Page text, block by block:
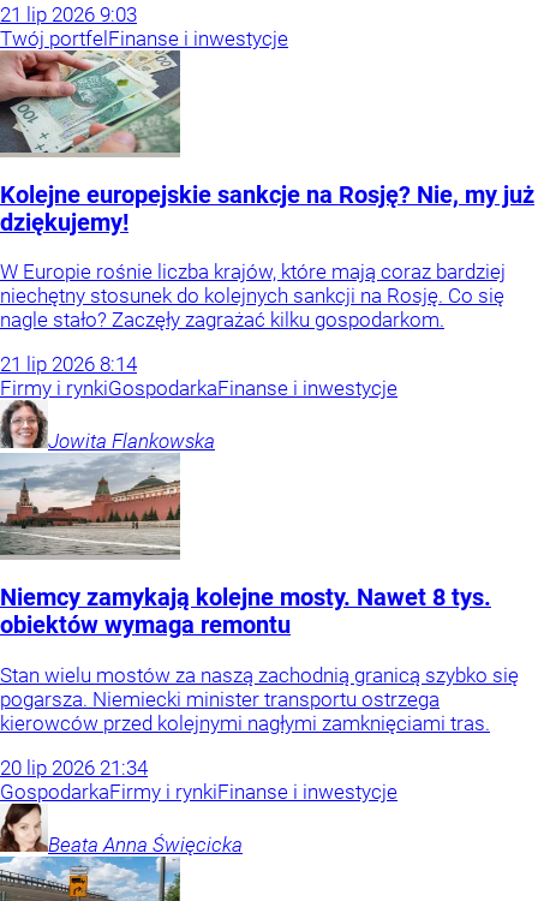
21 lip 2026 9:03
Twój portfelFinanse i inwestycje
Kolejne europejskie sankcje na Rosję? Nie, my już
dziękujemy!
W Europie rośnie liczba krajów, które mają coraz bardziej
niechętny stosunek do kolejnych sankcji na Rosję. Co się
nagle stało? Zaczęły zagrażać kilku gospodarkom.
21 lip 2026 8:14
Firmy i rynkiGospodarkaFinanse i inwestycje
Jowita Flankowska
Niemcy zamykają kolejne mosty. Nawet 8 tys.
obiektów wymaga remontu
Stan wielu mostów za naszą zachodnią granicą szybko się
pogarsza. Niemiecki minister transportu ostrzega
kierowców przed kolejnymi nagłymi zamknięciami tras.
20 lip 2026 21:34
GospodarkaFirmy i rynkiFinanse i inwestycje
Beata Anna Święcicka